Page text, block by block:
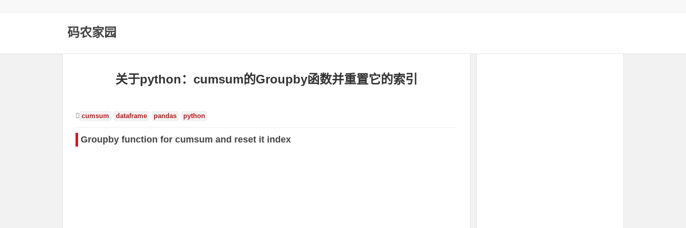
码农家园
关于python：cumsum的Groupby函数并重置它的索引
cumsum dataframe pandas python
Groupby function for cumsum and reset it index